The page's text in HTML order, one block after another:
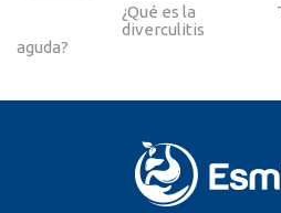
¿Qué es la
diverculitis
aguda?